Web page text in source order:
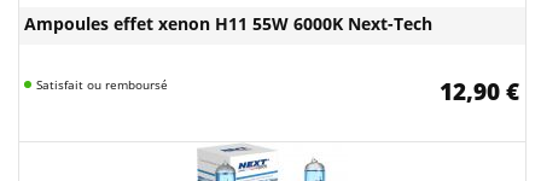
Ampoules effet xenon H11 55W 6000K Next-Tech
Satisfait ou remboursé 12,90 €